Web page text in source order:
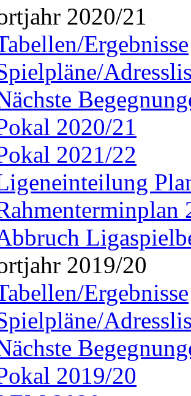
2020/21
Ergebnisse
2020/21
2021/22
2019/20
Ergebnisse
2019/20